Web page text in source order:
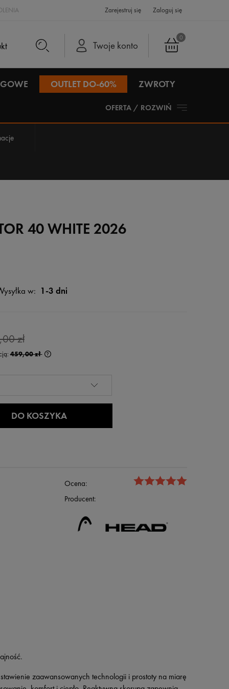
Zarejestruj się Zaloguj się
0
Twoje konto
OUTLET DO-60% ZWROTY
OFERTA / ROZWIŃ
40 WHITE 2026
w: 1-3 dni
zł
459,00 zł
DO KOSZYKA
Ocena:
Producent:
zaawansowanych technologii i prostoty na miarę